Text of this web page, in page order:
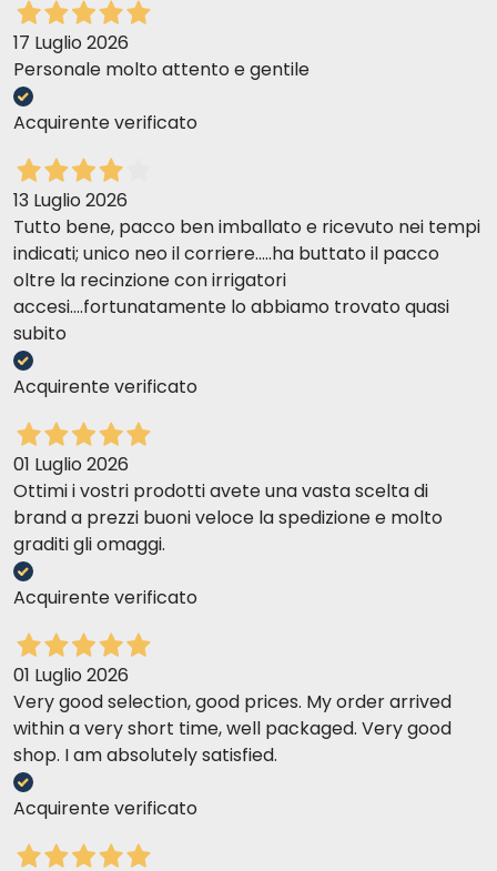
17 Luglio 2026
Personale molto attento e gentile
Acquirente verificato
13 Luglio 2026
Tutto bene, pacco ben imballato e ricevuto nei tempi
indicati; unico neo il corriere.....ha buttato il pacco
oltre la recinzione con irrigatori
accesi....fortunatamente lo abbiamo trovato quasi
subito
Acquirente verificato
01 Luglio 2026
Ottimi i vostri prodotti avete una vasta scelta di
brand a prezzi buoni veloce la spedizione e molto
graditi gli omaggi.
Acquirente verificato
01 Luglio 2026
Very good selection, good prices. My order arrived
within a very short time, well packaged. Very good
shop. I am absolutely satisfied.
Acquirente verificato